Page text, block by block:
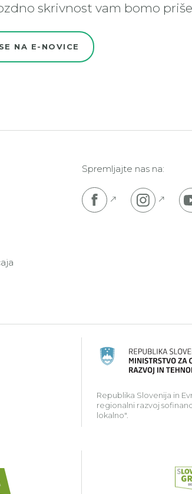
skrivnost vam bomo
NA E-NOVICE
Spremljajte nas na:
Pojdi na Pojdi
sklad za razvoj podeželja: Evropa
Republika Slovenija in
regionalni razvoj
lokalno".